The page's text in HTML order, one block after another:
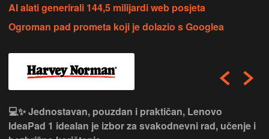
AI alati generirali 144,5 milijardi web posjeta
Ogroman pad prometa koji je dolazio s Googlea
💻✨ Jednostavan, pouzdan i praktičan, Lenovo
IdeaPad 1 idealan je izbor za svakodnevni rad, učenje i